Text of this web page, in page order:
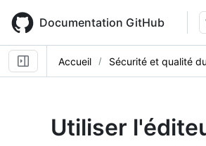
main
content
Documentation GitHub
Accueil Sécurité et qualité
Utiliser